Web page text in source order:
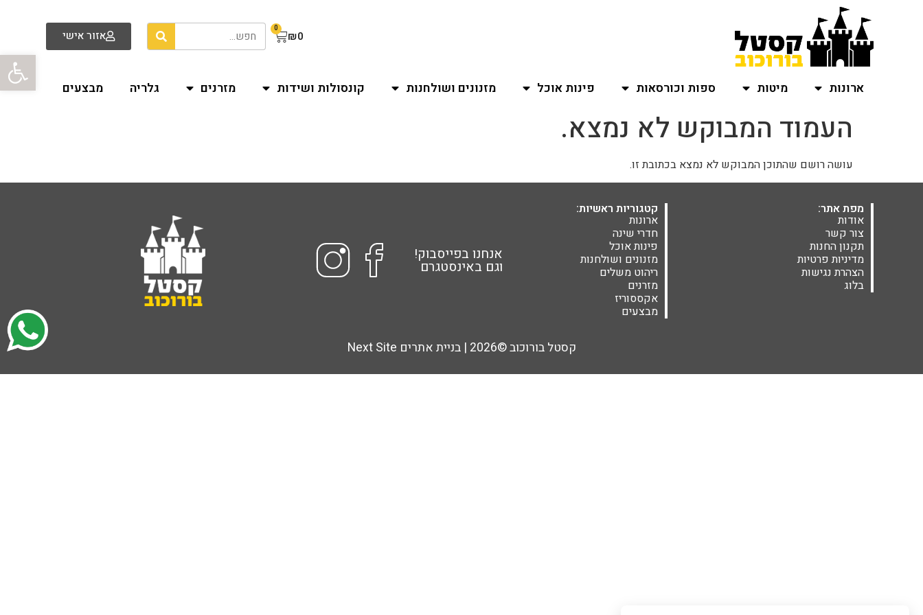
פתח
₪0
0
אזור אישי
ארונות מיטות ספות וכורסאות פינות אוכל מזנונים ושולחנות קונסולות ושידות מזרנים גלריה מבצעים
העמוד המבוקש לא נמצא.
עושה רושם שהתוכן המבוקש לא נמצא בכתובת זו.
מפת אתר:
אודות
צור קשר
תקנון החנות
מדיניות פרטיות
הצהרת נגישות
בלוג
קטגוריות ראשיות:
ארונות
חדרי שינה
פינות אוכל
מזנונים ושולחנות
ריהוט משלים
מזרנים
אקססוריז
מבצעים
אנחנו בפייסבוק!
וגם באינסטגרם
קסטל בורוכוב ©2026 | בניית אתרים Next Site